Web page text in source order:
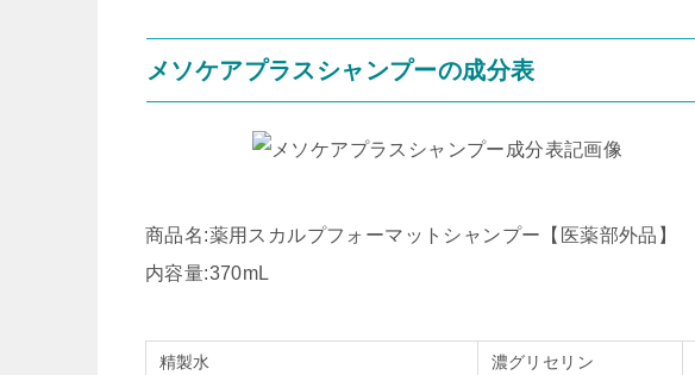
メソケアプラスシャンプーの成分表
商品名:薬用スカルプフォーマットシャンプー【医薬部外品】
内容量:370mL
精製水 濃グリセリン